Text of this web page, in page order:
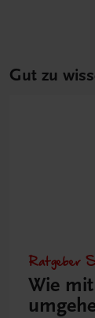
Gut zu
Ratgeber
Wie